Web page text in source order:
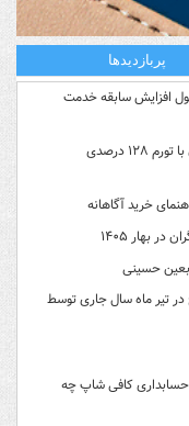
پربازدیدها
افزایش سابقه خدمت
فریبِ «کاهش شتاب تورم» را نخورید؛ سفره کارگران با تورم ۱۲۸ درصدی
خرید آگاهانه
حسینی
ازدواج در تیر ماه سال جاری توسط
حسابداری کافی شاپ چه